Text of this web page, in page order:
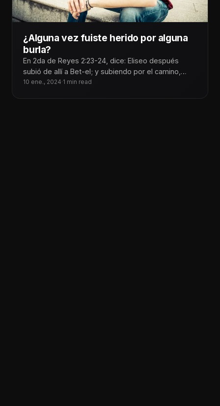
¿Alguna vez fuiste herido por alguna
burla?
En 2da de Reyes 2:23-24, dice: Eliseo después
subió de allí a Bet-el; y subiendo por el camino,
salieron
10 ene., 2024·1 min read